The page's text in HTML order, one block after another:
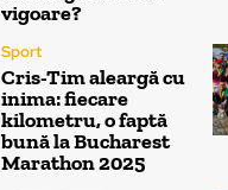
vigoare?
Sport
Cris-Tim aleargă cu
inima: fiecare
kilometru, o faptă
bună la Bucharest
Marathon 2025